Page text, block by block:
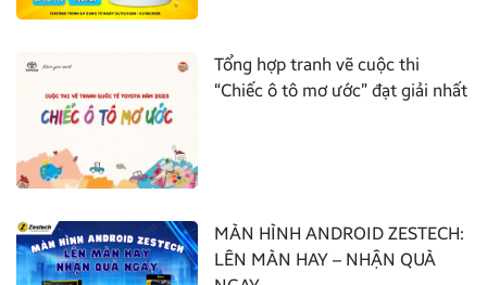
Tổng hợp tranh vẽ cuộc thi
“Chiếc ô tô mơ ước” đạt giải nhất
MÀN HÌNH ANDROID ZESTECH:
LÊN MÀN HAY – NHẬN QUÀ